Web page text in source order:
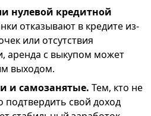
нулевой кредитной
отказывают в кредите из-
или отсутствия
аренда с выкупом может
выходом.
и самозанятые. Тем, кто не
свой доход